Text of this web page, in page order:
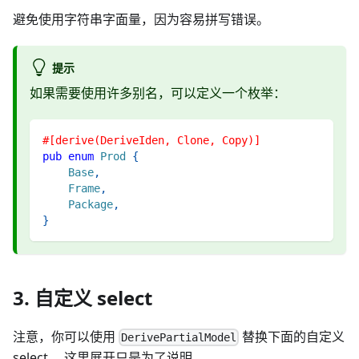
避免使用字符串字面量，因为容易拼写错误。
提示
如果需要使用许多别名，可以定义一个枚举：
#[derive(DeriveIden, Clone, Copy)]
pub enum Prod
{
Base,
Frame,
Package,
}
3. 自定义 select
注意，你可以使用 DerivePartialModel
替换下面的自定义